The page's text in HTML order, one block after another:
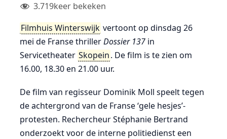
3.719keer bekeken
Filmhuis Winterswijk vertoont op dinsdag 26
mei de Franse thrillerDossier 137in
Servicetheater Skopein. De film is te zien om
16.00, 18.30 en 21.00 uur.
De film van regisseur Dominik Moll speelt tegen
de achtergrond van de Franse ‘gele hesjes’-
protesten. Rechercheur Stéphanie Bertrand
onderzoekt voor de interne politiedienst een